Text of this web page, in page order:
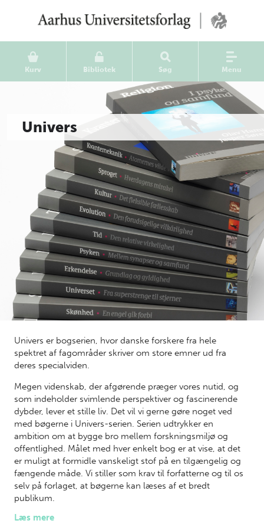
Kurv Bibliotek Søg Menu
Univers
Univers er bogserien, hvor danske forskere fra hele
spektret af fagområder skriver om store emner ud fra
deres specialviden.
Megen videnskab, der afgørende præger vores nutid, og
som indeholder svimlende perspektiver og fascinerende
dybder, lever et stille liv. Det vil vi gerne gøre noget ved
med bøgerne i Univers-serien. Serien udtrykker en
ambition om at bygge bro mellem forskningsmiljø og
offentlighed. Målet med hver enkelt bog er at vise, at det
er muligt at formidle vanskeligt stof på en tilgængelig og
fængende måde. Vi stiller som krav til forfatterne og til os
selv på forlaget, at bøgerne kan læses af et bredt
publikum.
De enkelte bøger giver en bred og loyal indføring i et
Læs mere